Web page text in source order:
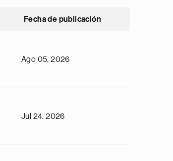
Fecha de publicación
Ago 05, 2026
Jul 24, 2026